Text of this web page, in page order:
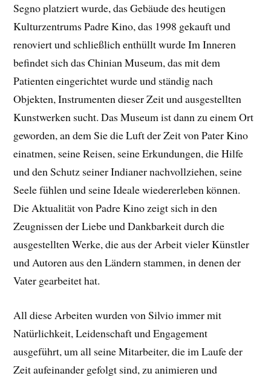
Segno platziert wurde, das Gebäude des heutigen
Kulturzentrums Padre Kino, das 1998 gekauft und
renoviert und schließlich enthüllt wurde Im Inneren
befindet sich das Chinian Museum, das mit dem
Patienten eingerichtet wurde und ständig nach
Objekten, Instrumenten dieser Zeit und ausgestellten
Kunstwerken sucht. Das Museum ist dann zu einem Ort
geworden, an dem Sie die Luft der Zeit von Pater Kino
einatmen, seine Reisen, seine Erkundungen, die Hilfe
und den Schutz seiner Indianer nachvollziehen, seine
Seele fühlen und seine Ideale wiedererleben können.
Die Aktualität von Padre Kino zeigt sich in den
Zeugnissen der Liebe und Dankbarkeit durch die
ausgestellten Werke, die aus der Arbeit vieler Künstler
und Autoren aus den Ländern stammen, in denen der
Vater gearbeitet hat.
All diese Arbeiten wurden von Silvio immer mit
Natürlichkeit, Leidenschaft und Engagement
ausgeführt, um all seine Mitarbeiter, die im Laufe der
Zeit aufeinander gefolgt sind, zu animieren und